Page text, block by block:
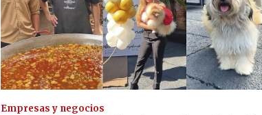
Empresas y negocios